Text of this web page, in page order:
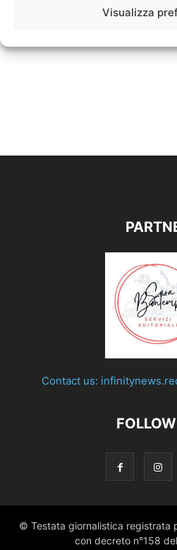
Visualizza
Contact us:
© Testata giornalistica registrata
con decreto n°158